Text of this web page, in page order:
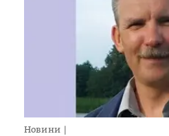
Новини